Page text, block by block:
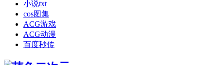
小说txt
cos图集
ACG游戏
ACG动漫
百度秒传